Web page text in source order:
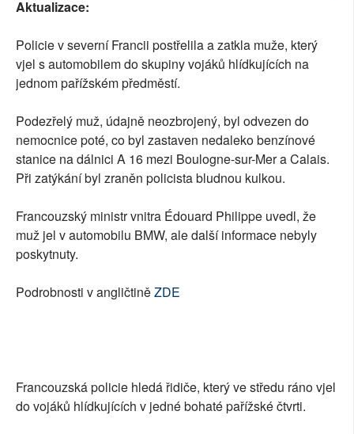
RUBRIKY
PLNÁ VERZE STRÁNEK
Aktualizace:
Policie v severní Francii postřelila a zatkla muže, který
vjel s automobilem do skupiny vojáků hlídkujících na
jednom pařížském předměstí.
Podezřelý muž, údajně neozbrojený, byl odvezen do
nemocnice poté, co byl zastaven nedaleko benzínové
stanice na dálnici A 16 mezi Boulogne-sur-Mer a Calais.
Při zatýkání byl zraněn policista bludnou kulkou.
Francouzský ministr vnitra Édouard Philippe uvedl, že
muž jel v automobilu BMW, ale další informace nebyly
poskytnuty.
Podrobnosti v angličtiněZDE
Francouzská policie hledá řidiče, který ve středu ráno vjel
do vojáků hlídkujících v jedné bohaté pařížské čtvrti.